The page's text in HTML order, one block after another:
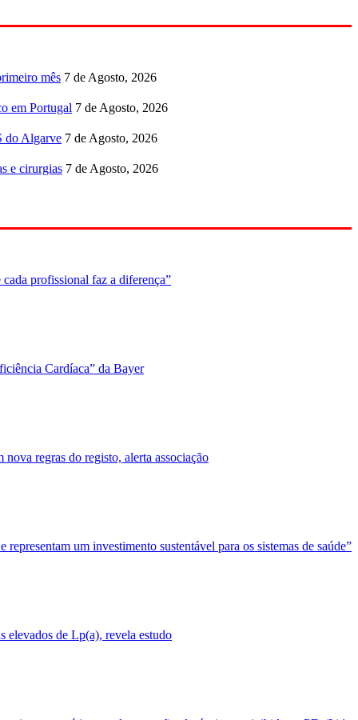
mês 7 de Agosto, 2026
em Portugal 7 de Agosto, 2026
do Algarve 7 de Agosto, 2026
e cirurgias 7 de Agosto, 2026
profissional faz a diferença”
Cardíaca” da Bayer
regras do registo, alerta associação
um investimento sustentável para os sistemas de saúde”
elevados de Lp(a), revela estudo